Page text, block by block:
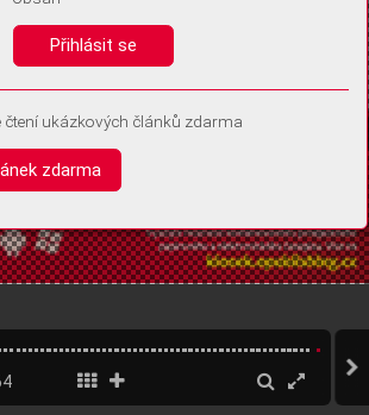
Přihlásit se
čtení ukázkových článků zdarma
zdarma